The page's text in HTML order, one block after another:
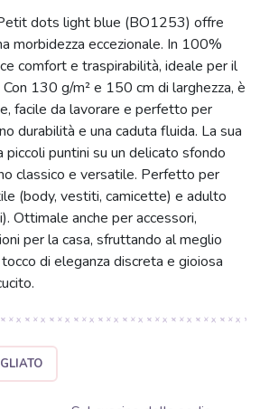
dots light blue (BO1253) offre
morbidezza eccezionale. In 100%
comfort e traspirabilità, ideale per il
130 g/m² e 150 cm di larghezza, è
facile da lavorare e perfetto per
durabilità e una caduta fluida. La sua
piccoli puntini su un delicato sfondo
classico e versatile. Perfetto per
(body, vestiti, camicette) e adulto
Ottimale anche per accessori,
per la casa, sfruttando al meglio
di eleganza discreta e gioiosa